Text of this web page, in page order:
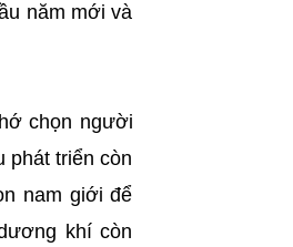
năm mới và
chọn người
phát triển còn
nam giới để
khí còn